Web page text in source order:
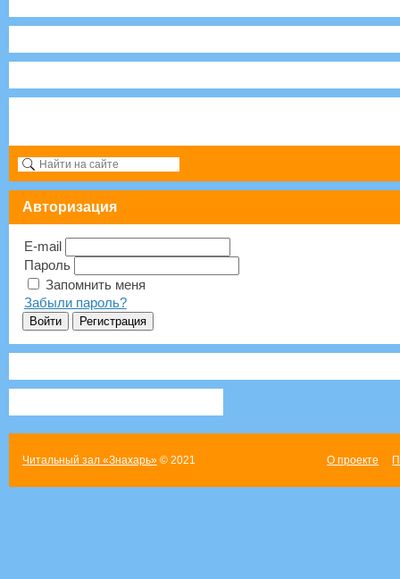
Авторизация
E-mail
Пароль
Запомнить меня
Забыли пароль?
Читальный зал «Знахарь»© 2021 О проекте